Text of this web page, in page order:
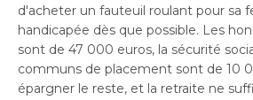
d'acheter un fauteuil roulant pour sa
handicapée dès que possible. Les
sont de 47 000 euros, la sécurité
communs de placement sont de 10
épargner le reste, et la retraite ne